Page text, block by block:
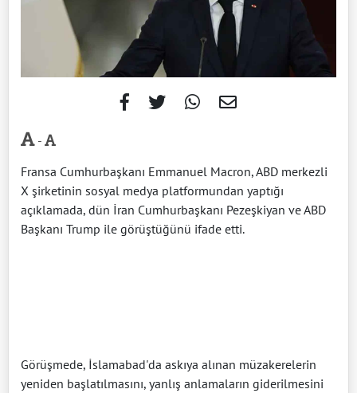
-
Fransa Cumhurbaşkanı Emmanuel Macron, ABD merkezli
X şirketinin sosyal medya platformundan yaptığı
açıklamada, dün İran Cumhurbaşkanı Pezeşkiyan ve ABD
Başkanı Trump ile görüştüğünü ifade etti.
Görüşmede, İslamabad'da askıya alınan müzakerelerin
yeniden başlatılmasını, yanlış anlamaların giderilmesini